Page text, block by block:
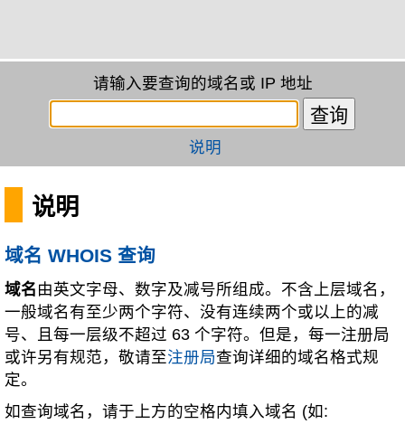
请输入要查询的域名或 IP 地址
说明
说明
域名 WHOIS 查询
域名 由英文字母、数字及减号所组成。不含上层域名，
一般域名有至少两个字符、没有连续两个或以上的减
号、且每一层级不超过 63 个字符。但是，每一注册局
或许另有规范，敬请至注册局查询详细的域名格式规
定。
如查询域名，请于上方的空格内填入域名 (如: